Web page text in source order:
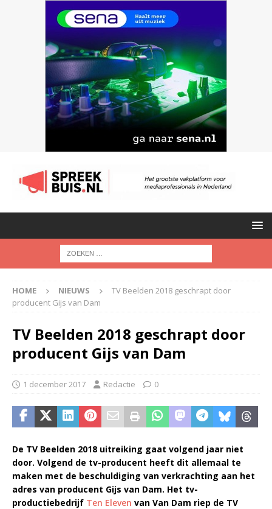
HOME NIEUWS
TV Beelden 2018 geschrapt door
producent Gijs van Dam
TV Beelden 2018 geschrapt door
producent Gijs van Dam
1 december 2017 Redactie 0
De TV Beelden 2018 uitreiking gaat volgend jaar niet
door. Volgend de tv-producent heeft dit allemaal te
maken met de beschuldiging van verkrachting aan het
adres van producent Gijs van Dam. Het tv-
productiebedrijf Ten Eleven van Van Dam riep de TV